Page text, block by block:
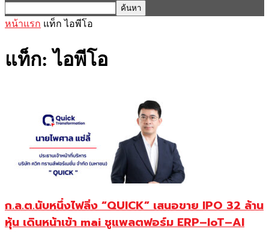
หน้าแรก แท็ก ไอพีโอ
แท็ก: ไอพีโอ
ก.ล.ต.นับหนึ่งไฟลิ่ง “QUICK” เสนอขาย IPO 32 ล้าน
หุ้น เดินหน้าเข้า mai ชูแพลตฟอร์ม ERP–IoT–AI